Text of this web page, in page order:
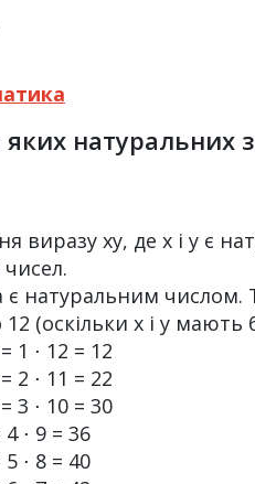
натуральних
виразу ху, де х і у є
чисел.
натуральним числом.
(оскільки х і у
1 ⋅ 12 = 12
2 ⋅ 11 = 22
3 ⋅ 10 = 30
⋅ 9 = 36
⋅ 8 = 40